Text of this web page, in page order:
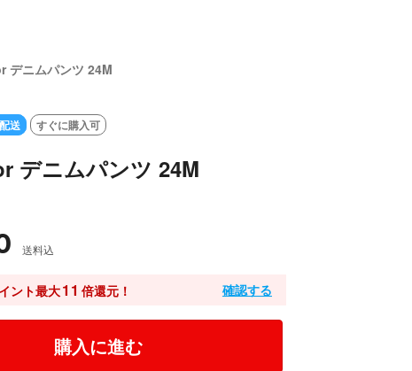
デニムパンツ 24M
送 すぐに購入可
デニムパンツ 24M
送料込
ント最大11 倍還元！ 確認する
購入に進む